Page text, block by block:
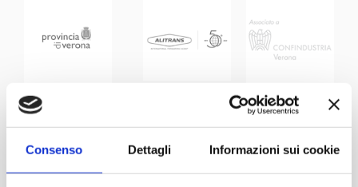
Consenso Dettagli Informazioni sui cookie